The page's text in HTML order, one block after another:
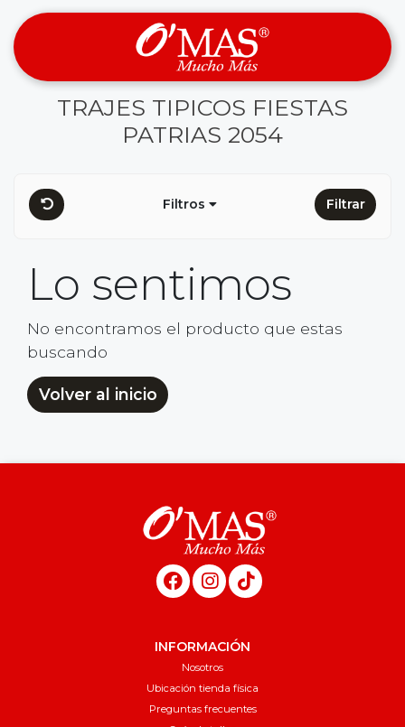
TRAJES TIPICOS FIESTAS
PATRIAS 2054
Filtros Filtrar
Lo sentimos
No encontramos el producto que estas
buscando
Volver al inicio
INFORMACIÓN
Nosotros
Ubicación tienda física
Preguntas frecuentes